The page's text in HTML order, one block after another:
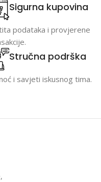
Sigurna kupovina
podataka i provjerene
Stručna podrška
i savjeti iskusnog tima.